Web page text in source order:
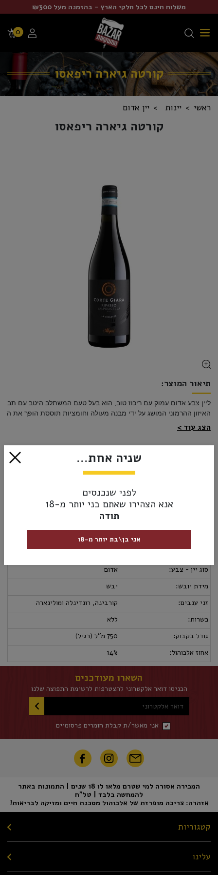
משלוח חינם לכל חלקי הארץ - בהזמנה מעל ₪300
0
קורטה גיארה ריפאסו
ראשי יינות יין אדום
קורטה גיארה ריפאסו
תיאור המוצר:
האיזון ההרמוני המושג על ידי מבנה מעולה וחומציות תוססת הופך את
הצג עוד
₪89.00
הוסף לסל
אספקה ומשלוחים מדיניות החזרות
סוג יין - צבע:
אדום
מידת יובש:
יבש
זני ענבים:
קורבינה, רונדינלה ומולינארה
כשרות:
ללא
גודל בקבוק:
750 מ"ל (רגיל)
אחוז אלכוהול:
14%
השארו מעודכנים
הכניסו דואר אלקטרוני להצטרפות לרשימת התפוצה שלנו
דואר אלקטרוני
אני מאשר/ת קבלת חומרים פרסומיים
המכירה אסורה למי שטרם מלאו לו 18 שנים | התמונות באתר
להמחשה בלבד | טל"ח
אזהרה: צריכה מופרזת של אלכוהול מסכנת חיים ומזיקה לבריאות!
קטגוריות
עלינו
שניה אחת...
לפני שנכנסים
אנא הצהירו שאתם בני יותר מ-18
תודה
אני בן\בת יותר מ-18